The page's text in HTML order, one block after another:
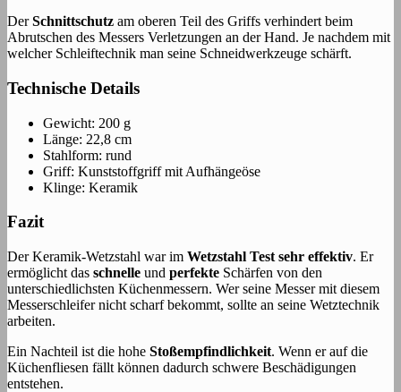
DerSchnittschutz am oberen Teil des Griffs verhindert beim
Abrutschen des Messers Verletzungen an der Hand. Je nachdem mit
welcher Schleiftechnik man seine Schneidwerkzeuge schärft.
Technische Details
Gewicht: 200 g
Länge: 22,8 cm
Stahlform: rund
Griff: Kunststoffgriff mit Aufhängeöse
Klinge: Keramik
Fazit
Der Keramik-Wetzstahl war im Wetzstahl Test sehr effektiv. Er
ermöglicht das schnelle und perfekte Schärfen von den
unterschiedlichsten Küchenmessern. Wer seine Messer mit diesem
Messerschleifer nicht scharf bekommt, sollte an seine Wetztechnik
arbeiten.
Ein Nachteil ist die hohe Stoßempfindlichkeit. Wenn er auf die
Küchenfliesen fällt können dadurch schwere Beschädigungen
entstehen.